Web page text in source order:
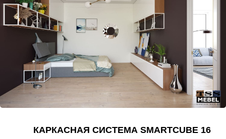
КАРКАСНАЯ СИСТЕМА SMARTCUBE 16